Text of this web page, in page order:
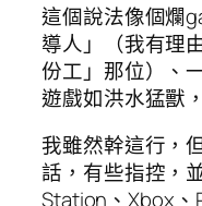
這個說法像個爛
導人」（我有理
份工」那位）、
遊戲如洪水猛獸
我雖然幹這行，
話，有些指控，
Station、Xbox、